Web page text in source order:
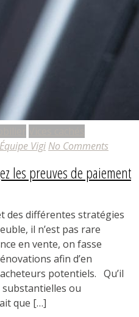
Équipe Vigi No Comments
les preuves de paiement
des différentes stratégies
il n’est pas rare
en vente, on fasse
afin d’en
potentiels. Qu’il
substantielles ou
que […]